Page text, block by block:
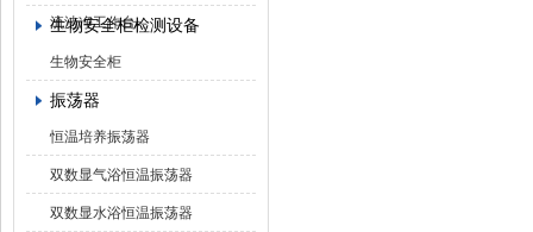
流洁净工作台
生物安全柜检测设备
生物安全柜
振荡器
恒温培养振荡器
双数显气浴恒温振荡器
双数显水浴恒温振荡器